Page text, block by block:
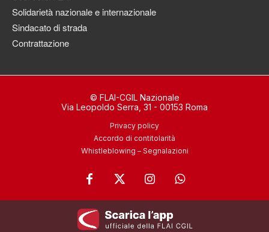
Solidarietà nazionale e internazionale
Sindacato di strada
Contrattazione
© FLAI-CGIL Nazionale
Via Leopoldo Serra, 31 - 00153 Roma
Privacy policy
Accordo di contitolarità
Whistleblowing – Segnalazioni